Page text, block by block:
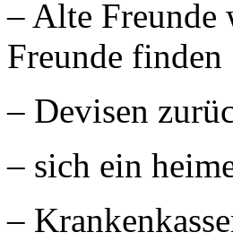
– Alte Freunde
Freunde finden
– Devisen
– sich ein
–